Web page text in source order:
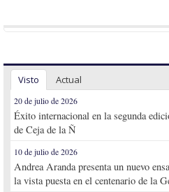
Visto Actual
20 de julio de 2026
Éxito internacional en la segunda
de Ceja de la Ñ
10 de julio de 2026
Andrea Aranda presenta un nuevo
la vista puesta en el centenario de la